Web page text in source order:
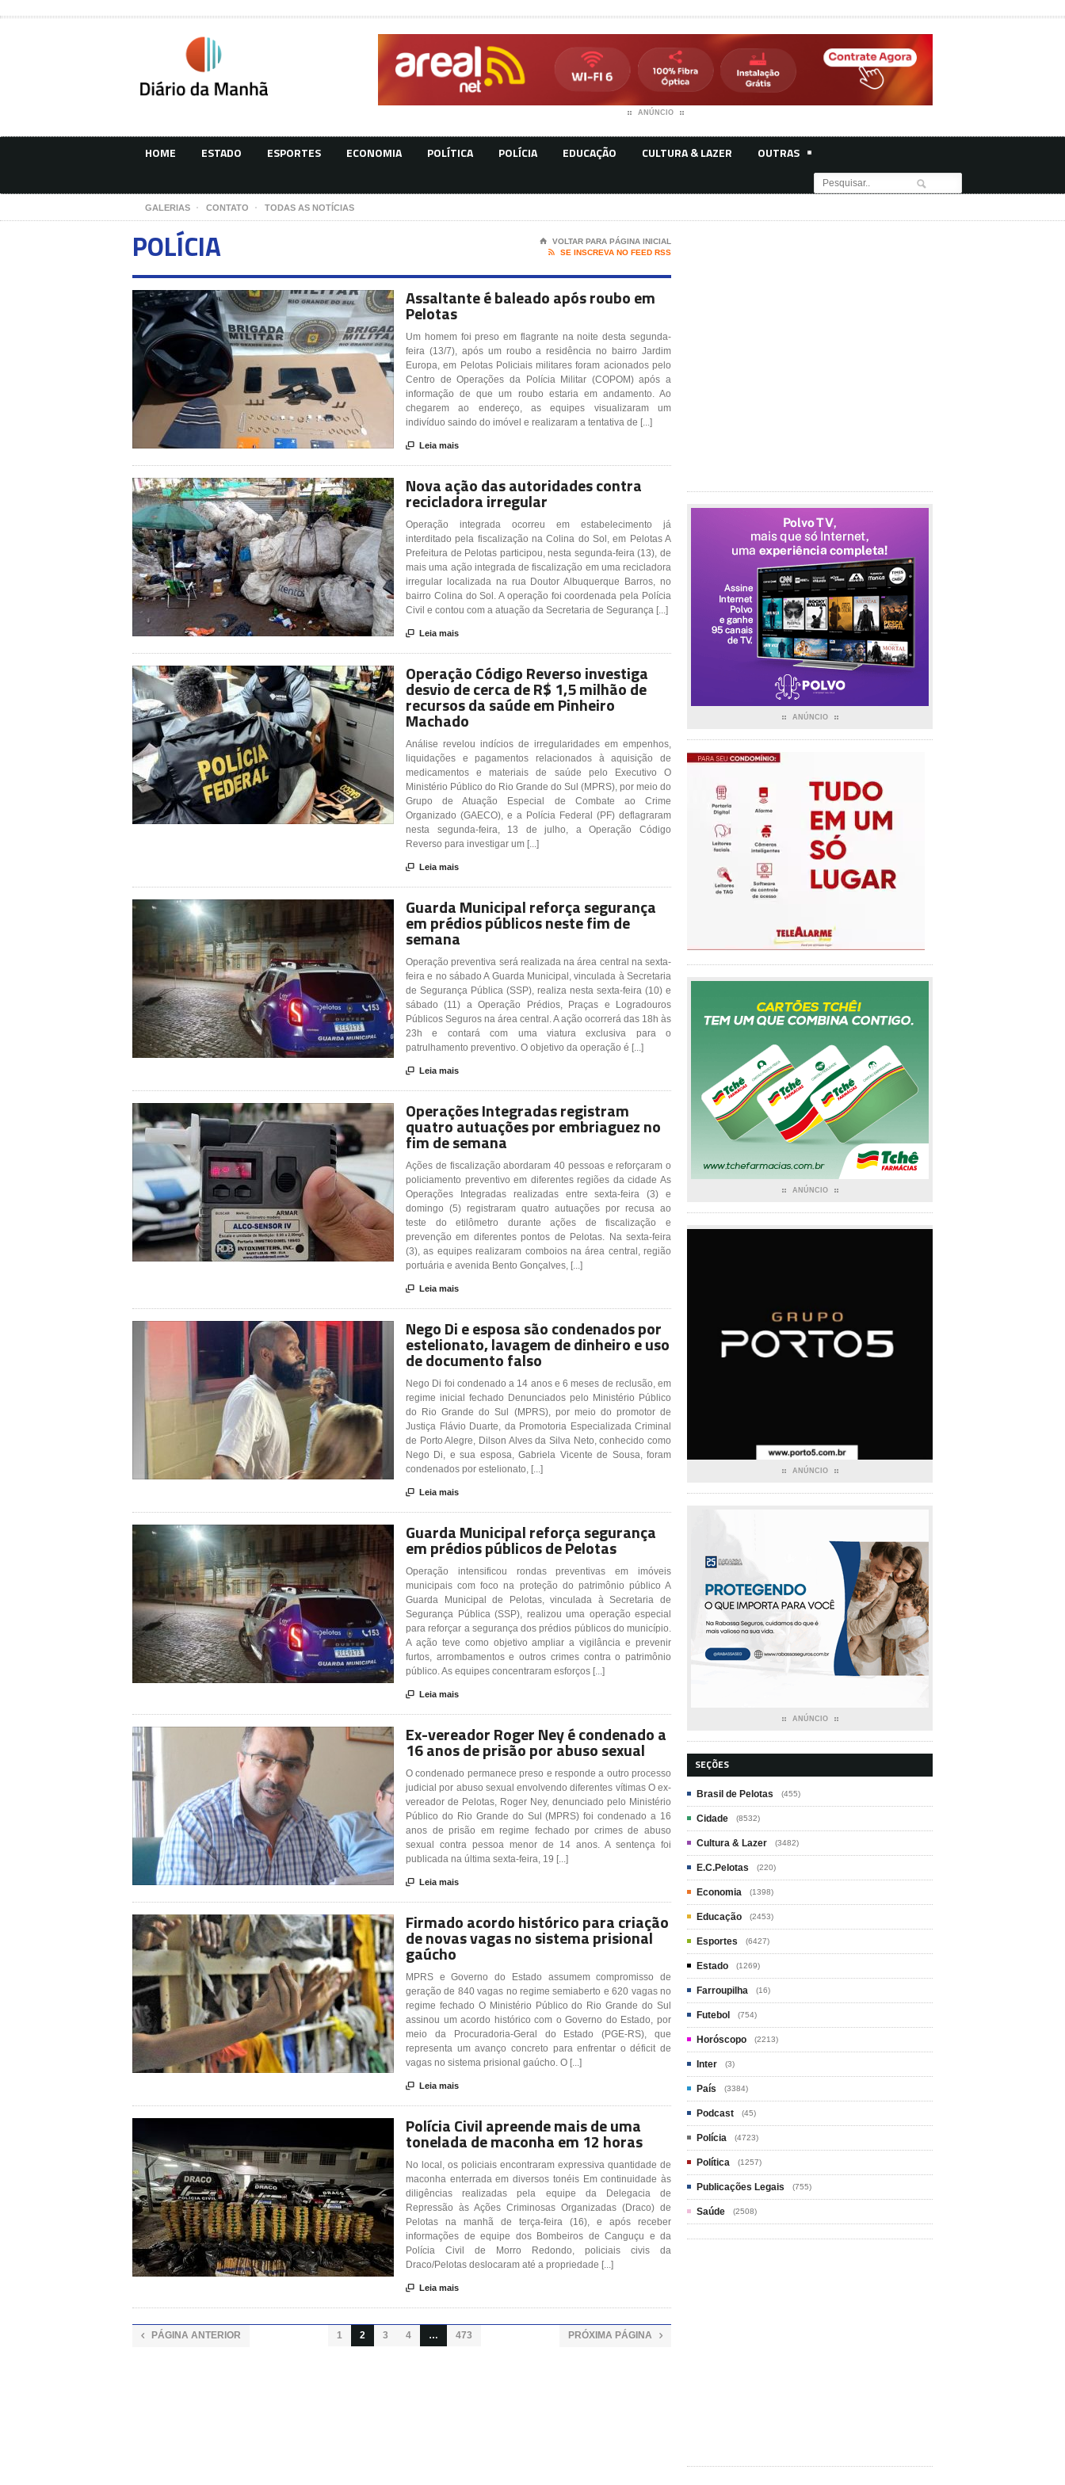
ANÚNCIO
HOME ESTADO ESPORTES ECONOMIA POLÍTICA POLÍCIA EDUCAÇÃO CULTURA & LAZER OUTRAS
GALERIAS CONTATO TODAS AS NOTÍCIAS
POLÍCIA ⌂
VOLTAR PARA PÁGINA INICIAL

SE INSCREVA NO FEED RSS
Assaltante é baleado após roubo em
Pelotas
Um homem foi preso em flagrante na noite desta segunda-
feira (13/7), após um roubo a residência no bairro Jardim
Europa, em Pelotas Policiais militares foram acionados pelo
Centro de Operações da Polícia Militar (COPOM) após a
informação de que um roubo estaria em andamento. Ao
chegarem ao endereço, as equipes visualizaram um
indivíduo saindo do imóvel e realizaram a tentativa de [...]
 Leia mais
Nova ação das autoridades contra
recicladora irregular
Operação integrada ocorreu em estabelecimento já
interditado pela fiscalização na Colina do Sol, em Pelotas A
Prefeitura de Pelotas participou, nesta segunda-feira (13), de
mais uma ação integrada de fiscalização em uma recicladora
irregular localizada na rua Doutor Albuquerque Barros, no
bairro Colina do Sol. A operação foi coordenada pela Polícia
Civil e contou com a atuação da Secretaria de Segurança [...]
 Leia mais
Operação Código Reverso investiga
desvio de cerca de R$ 1,5 milhão de
recursos da saúde em Pinheiro
Machado
Análise revelou indícios de irregularidades em empenhos,
liquidações e pagamentos relacionados à aquisição de
medicamentos e materiais de saúde pelo Executivo O
Ministério Público do Rio Grande do Sul (MPRS), por meio do
Grupo de Atuação Especial de Combate ao Crime
Organizado (GAECO), e a Polícia Federal (PF) deflagraram
nesta segunda-feira, 13 de julho, a Operação Código
Reverso para investigar um [...]
 Leia mais
Guarda Municipal reforça segurança
em prédios públicos neste fim de
semana
Operação preventiva será realizada na área central na sexta-
feira e no sábado A Guarda Municipal, vinculada à Secretaria
de Segurança Pública (SSP), realiza nesta sexta-feira (10) e
sábado (11) a Operação Prédios, Praças e Logradouros
Públicos Seguros na área central. A ação ocorrerá das 18h às
23h e contará com uma viatura exclusiva para o
patrulhamento preventivo. O objetivo da operação é [...]
 Leia mais
Operações Integradas registram
quatro autuações por embriaguez no
fim de semana
Ações de fiscalização abordaram 40 pessoas e reforçaram o
policiamento preventivo em diferentes regiões da cidade As
Operações Integradas realizadas entre sexta-feira (3) e
domingo (5) registraram quatro autuações por recusa ao
teste do etilômetro durante ações de fiscalização e
prevenção em diferentes pontos de Pelotas. Na sexta-feira
(3), as equipes realizaram comboios na área central, região
portuária e avenida Bento Gonçalves, [...]
 Leia mais
Nego Di e esposa são condenados por
estelionato, lavagem de dinheiro e uso
de documento falso
Nego Di foi condenado a 14 anos e 6 meses de reclusão, em
regime inicial fechado Denunciados pelo Ministério Público
do Rio Grande do Sul (MPRS), por meio do promotor de
Justiça Flávio Duarte, da Promotoria Especializada Criminal
de Porto Alegre, Dilson Alves da Silva Neto, conhecido como
Nego Di, e sua esposa, Gabriela Vicente de Sousa, foram
condenados por estelionato, [...]
 Leia mais
Guarda Municipal reforça segurança
em prédios públicos de Pelotas
Operação intensificou rondas preventivas em imóveis
municipais com foco na proteção do patrimônio público A
Guarda Municipal de Pelotas, vinculada à Secretaria de
Segurança Pública (SSP), realizou uma operação especial
para reforçar a segurança dos prédios públicos do município.
A ação teve como objetivo ampliar a vigilância e prevenir
furtos, arrombamentos e outros crimes contra o patrimônio
público. As equipes concentraram esforços [...]
 Leia mais
Ex-vereador Roger Ney é condenado a
16 anos de prisão por abuso sexual
O condenado permanece preso e responde a outro processo
judicial por abuso sexual envolvendo diferentes vítimas O ex-
vereador de Pelotas, Roger Ney, denunciado pelo Ministério
Público do Rio Grande do Sul (MPRS) foi condenado a 16
anos de prisão em regime fechado por crimes de abuso
sexual contra pessoa menor de 14 anos. A sentença foi
publicada na última sexta-feira, 19 [...]
 Leia mais
Firmado acordo histórico para criação
de novas vagas no sistema prisional
gaúcho
MPRS e Governo do Estado assumem compromisso de
geração de 840 vagas no regime semiaberto e 620 vagas no
regime fechado O Ministério Público do Rio Grande do Sul
assinou um acordo histórico com o Governo do Estado, por
meio da Procuradoria-Geral do Estado (PGE-RS), que
representa um avanço concreto para enfrentar o déficit de
vagas no sistema prisional gaúcho. O [...]
 Leia mais
Polícia Civil apreende mais de uma
tonelada de maconha em 12 horas
No local, os policiais encontraram expressiva quantidade de
maconha enterrada em diversos tonéis Em continuidade às
diligências realizadas pela equipe da Delegacia de
Repressão às Ações Criminosas Organizadas (Draco) de
Pelotas na manhã de terça-feira (16), e após receber
informações de equipe dos Bombeiros de Canguçu e da
Polícia Civil de Morro Redondo, policiais civis da
Draco/Pelotas deslocaram até a propriedade [...]
 Leia mais
 PÁGINA ANTERIOR 1 2 3 4 … 473 PRÓXIMA PÁGINA 
ANÚNCIO
ANÚNCIO
ANÚNCIO
ANÚNCIO
SEÇÕES
Brasil de Pelotas (455)
Cidade (8532)
Cultura & Lazer (3482)
E.C.Pelotas (220)
Economia (1398)
Educação (2453)
Esportes (6427)
Estado (1269)
Farroupilha (16)
Futebol (754)
Horóscopo (2213)
Inter (3)
País (3384)
Podcast (45)
Polícia (4723)
Política (1257)
Publicações Legais (755)
Saúde (2508)